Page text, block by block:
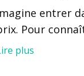
entrer
Pour
plus